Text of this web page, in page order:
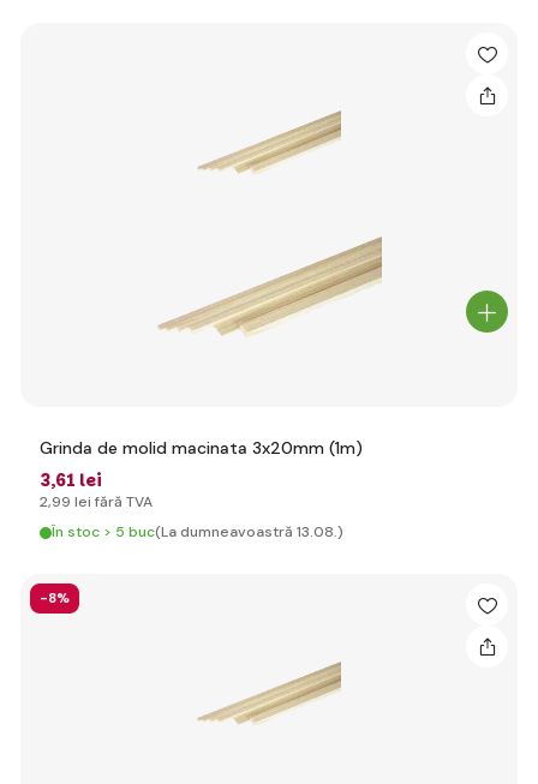
Grinda de molid macinata 3x20mm (1m)
3,61 lei
2,99 lei fără TVA
În stoc > 5 buc(La dumneavoastră 13.08.)
-8%